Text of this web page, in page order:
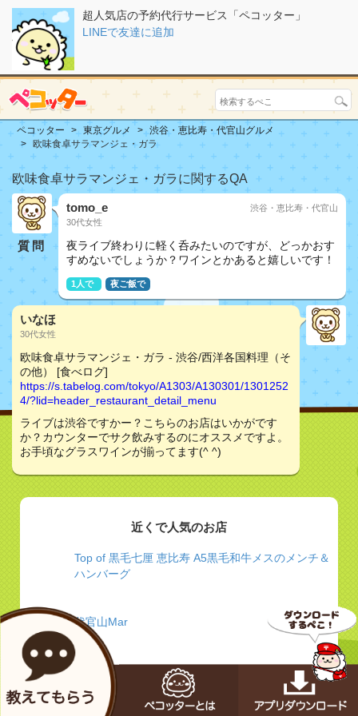
超人気店の予約代行サービス「ペコッター」
LINEで友達に追加
ペコッター 東京グルメ
渋谷・恵比寿・代官山グルメ
欧味食卓サラマンジェ・ガラ
欧味食卓サラマンジェ・ガラに関するQA
質問
tomo_e
30代女性
渋谷・恵比寿・代官山
夜ライブ終わりに軽く呑みたいのですが、どっかおす
すめないでしょうか？ワインとかあると嬉しいです！
1人で 夜ご飯で
いなほ
30代女性
欧味食卓サラマンジェ・ガラ - 渋谷/西洋各国料理（そ
の他） [食べログ]
https://s.tabelog.com/tokyo/A1303/A130301/1301252
4/?lid=header_restaurant_detail_menu
ライブは渋谷ですかー？こちらのお店はいかがです
か？カウンターでサク飲みするのにオススメですよ。
お手頃なグラスワインが揃ってます(^ ^)
近くで人気のお店
Top of 黒毛七厘 恵比寿 A5黒毛和牛メスのメンチ＆
ハンバーグ
代官山Mar
ぐるなび - 大人のエキゾチック＆ラグジュアリー
【クンビラ】 噂の美鍋”ヒマラヤ鍋”とにかく効く